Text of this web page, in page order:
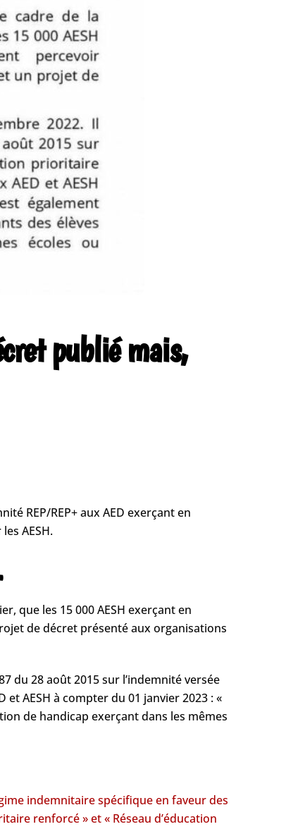
publié mais,
REP/REP+ aux AED exerçant en
AESH.
que les 15 000 AESH exerçant en
de décret présenté aux organisations
du 28 août 2015 sur l’indemnité versée
AESH à compter du 01 janvier 2023 : «
de handicap exerçant dans les mêmes
indemnitaire spécifique en faveur des
renforcé » et « Réseau d’éducation